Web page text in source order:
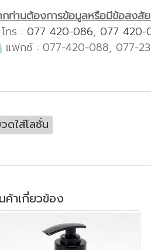
กท่านต้องการข้อมูลหรือมีข้อสงสั
โทร : 077 420-086, 077 420-
แฟกซ์ : 077-420-088, 077-
ดใส่โลชั่น
ค้าเกี่ยวข้อง